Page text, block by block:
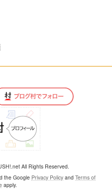
All Rights Reserved.
the Google Privacy Policy and Terms of
apply.